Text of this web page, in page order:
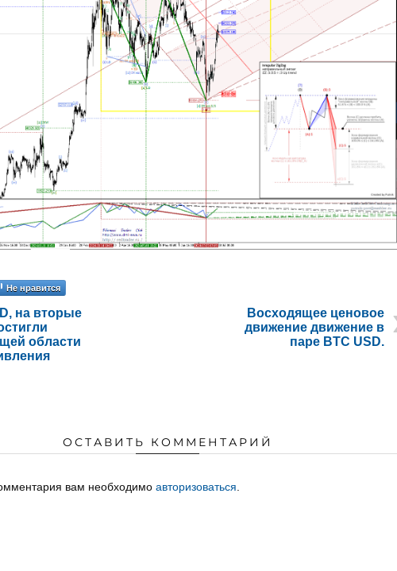
Не нравится
на вторые
области
Восходящее ценовое
движение движение в
паре BTC USD.
ОСТАВИТЬ КОММЕНТАРИЙ
вам необходимо авторизоваться